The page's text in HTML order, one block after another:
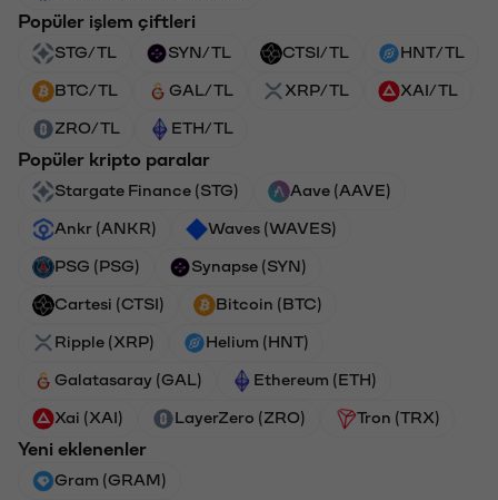
Popüler işlem çiftleri
STG/TL SYN/TL CTSI/TL HNT/TL
BTC/TL GAL/TL XRP/TL XAI/TL
ZRO/TL ETH/TL
Popüler kripto paralar
Stargate Finance (STG) Aave (AAVE)
Ankr (ANKR) Waves (WAVES)
PSG (PSG) Synapse (SYN)
Cartesi (CTSI) Bitcoin (BTC)
Ripple (XRP) Helium (HNT)
Galatasaray (GAL) Ethereum (ETH)
Xai (XAI) LayerZero (ZRO) Tron (TRX)
Yeni eklenenler
Gram (GRAM)